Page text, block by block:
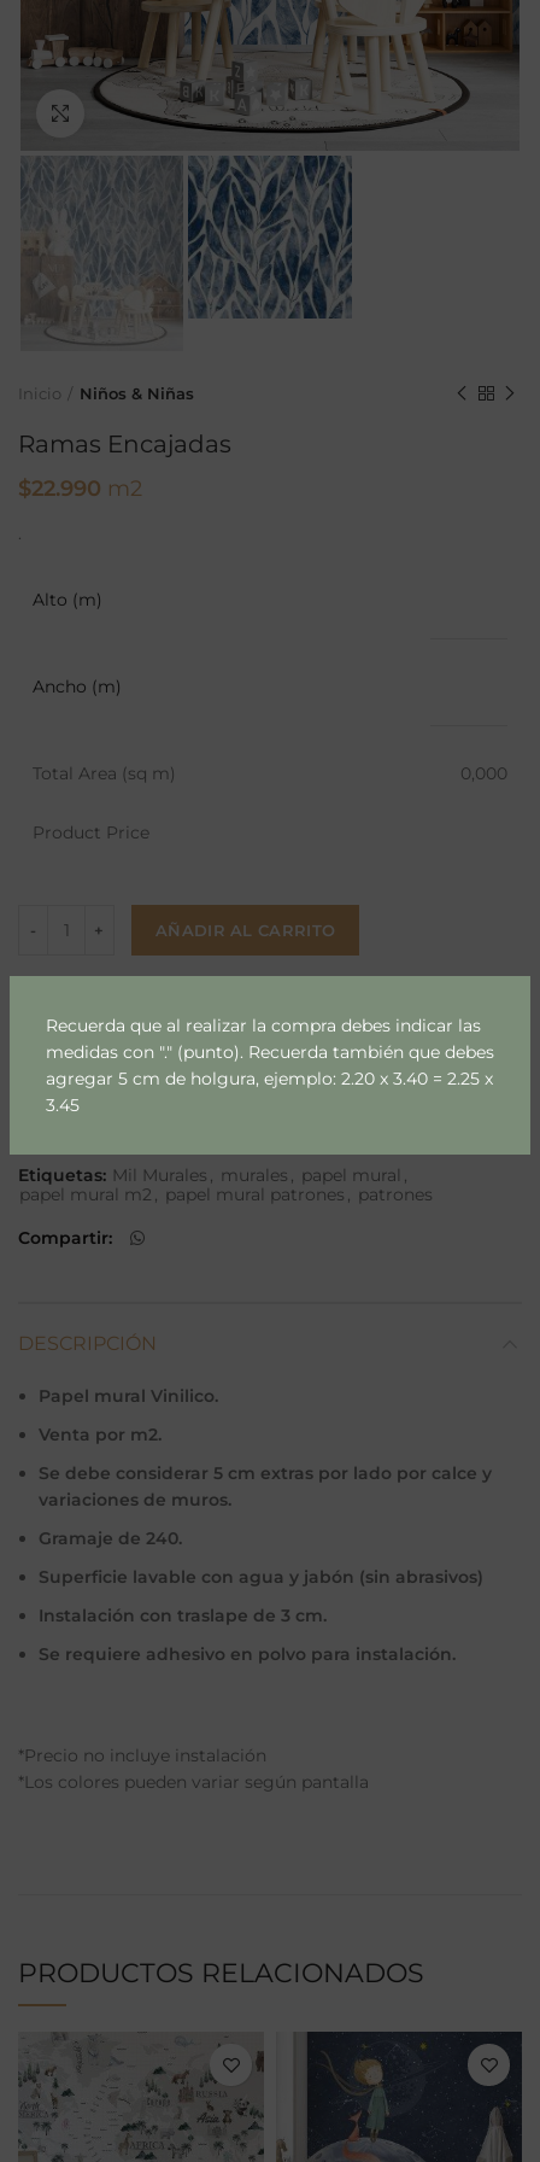
Recuerda que al realizar la compra debes indicar las
medidas con "." (punto). Recuerda también que debes
agregar 5 cm de holgura, ejemplo: 2.20 x 3.40 = 2.25 x
3.45
Ampliar
Inicio Niños & Niñas
Ramas Encajadas
$22.990 m2
.
Alto (m)
Ancho (m)
Total Area (sq m) 0,000
Product Price
AÑADIR AL CARRITO
SKU:
112-1-1-1-1-1-1-1-1-1-1-1-1-1-1-1-1-1-1-1-1-1-1-1-1-1-1-1-1-1-1-1-1-1-1-1-1-1-1-1-
1-1-1-1-1-1-1-1-1-1
Etiquetas: Mil Murales , murales , papel mural ,
papel mural m2 , papel mural patrones , patrones
Compartir
DESCRIPCIÓN
Papel mural Vinilico.
Venta por m2.
Se debe considerar 5 cm extras por lado por calce y
variaciones de muros.
Gramaje de 240.
Superficie lavable con agua y jabón (sin abrasivos)
Instalación con traslape de 3 cm.
Se requiere adhesivo en polvo para instalación.
*Precio no incluye instalación
*Los colores pueden variar según pantalla
PRODUCTOS RELACIONADOS